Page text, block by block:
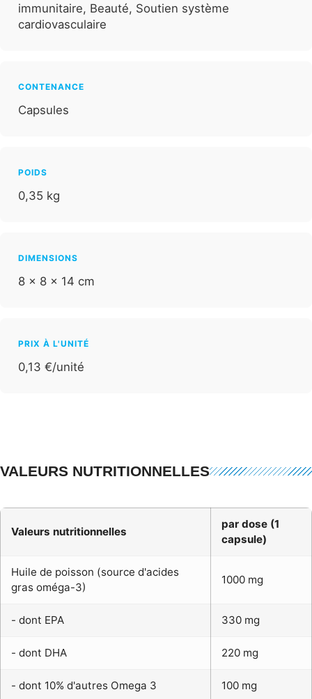
immunitaire, Beauté, Soutien système
cardiovasculaire
CONTENANCE
Capsules
POIDS
0,35 kg
DIMENSIONS
8 × 8 × 14 cm
PRIX À L'UNITÉ
0,13 €/unité
VALEURS NUTRITIONNELLES
Valeurs nutritionnelles
par dose (1
capsule)
Huile de poisson (source d'acides
gras oméga-3)
1000 mg
- dont EPA 330 mg
- dont DHA 220 mg
- dont 10% d'autres Omega 3 100 mg